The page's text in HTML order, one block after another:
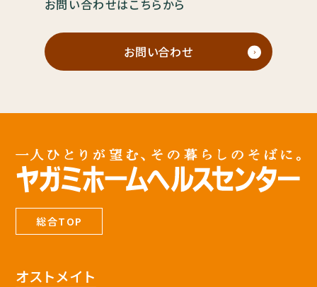
お問い合わせはこちらから
お問い合わせ
総合TOP
オストメイト